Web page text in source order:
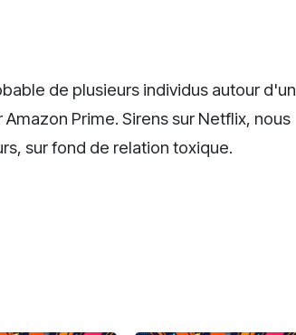
de plusieurs individus autour d'un
Prime. Sirens sur Netflix, nous
sur fond de relation toxique.